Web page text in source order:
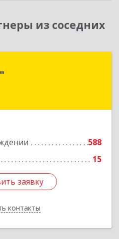
из соседних
588
15
заявку
контакты
Мелеузовский р-н,
заявку